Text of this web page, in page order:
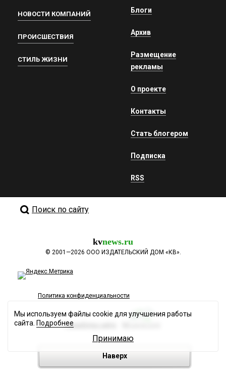
НОВОСТИ КОМПАНИЙ
ПРОИСШЕСТВИЯ
СТИЛЬ ЖИЗНИ
Блоги
Архив
Размещение
рекламы
О проекте
Контакты
Стать блогером
Подписка
RSS
Поиск по сайту
kvnews.ru
© 2001—2026 ООО ИЗДАТЕЛЬСКИЙ ДОМ «КВ».
Политика конфиденциальности
Разработка сайта
Наверх
Мы используем файлы cookie для улучшения работы
сайта. Подробнее
Принимаю